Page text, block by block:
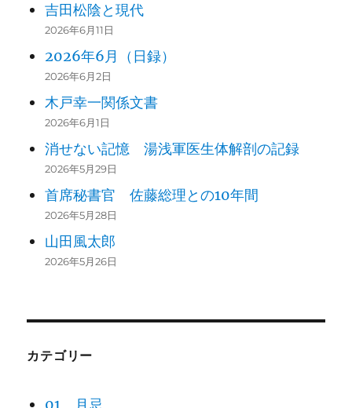
吉田松陰と現代
2026年6月11日
2026年6月（日録）
2026年6月2日
木戸幸一関係文書
2026年6月1日
消せない記憶 湯浅軍医生体解剖の記録
2026年5月29日
首席秘書官 佐藤総理との10年間
2026年5月28日
山田風太郎
2026年5月26日
カテゴリー
01 月忌